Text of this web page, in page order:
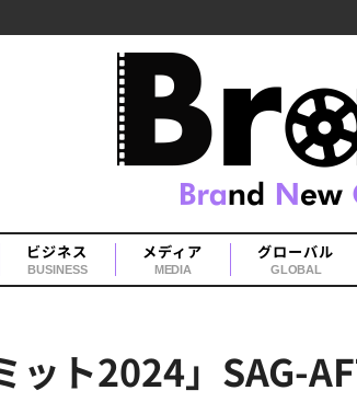
ビジネス
BUSINESS
メディア
MEDIA
グローバル
GLOBAL
ット2024」SAG-